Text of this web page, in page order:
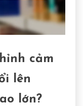
cảm
lên
lớn?